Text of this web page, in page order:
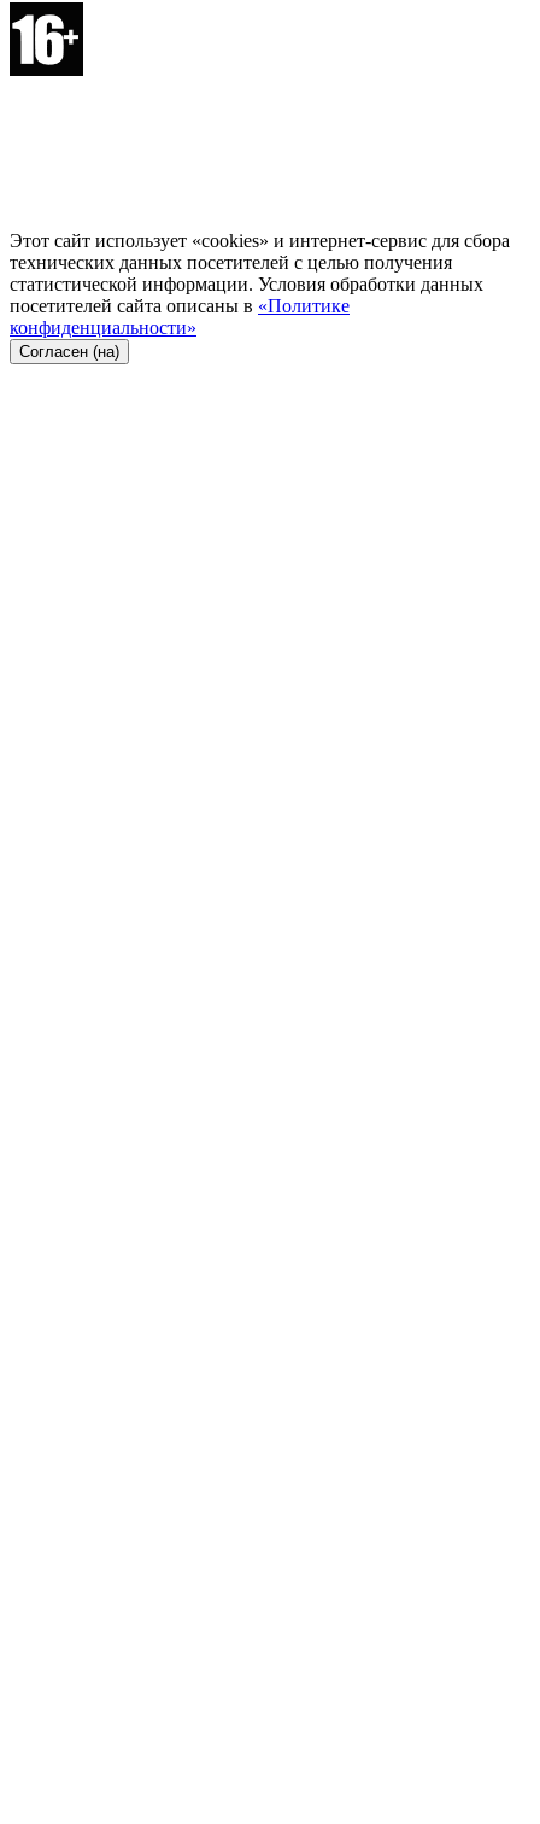
Этот сайт использует «cookies» и интернет-сервис для сбора
технических данных посетителей с целью получения
статистической информации. Условия обработки данных
посетителей сайта описаны в «Политике
конфиденциальности»
Согласен (на)